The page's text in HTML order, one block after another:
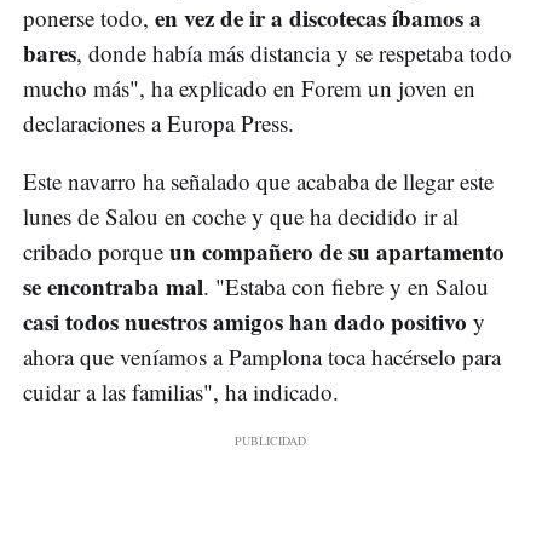
ponerse todo, en vez de ir a discotecas íbamos a
bares, donde había más distancia y se respetaba todo
mucho más", ha explicado en Forem un joven en
declaraciones a Europa Press.
Este navarro ha señalado que acababa de llegar este
lunes de Salou en coche y que ha decidido ir al
cribado porque un compañero de su apartamento
se encontraba mal. "Estaba con fiebre y en Salou
casi todos nuestros amigos han dado positivo y
ahora que veníamos a Pamplona toca hacérselo para
cuidar a las familias", ha indicado.